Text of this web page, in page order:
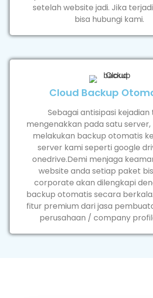
setelah website jadi. Jika
bisa hubungi kami.
Cloud Backup
Sebagai antisipasi kejadian
mengenakkan pada satu server,
melakukan backup otomatis
server kami seperti google
onedrive.Demi menjaga
website anda setiap paket
corporate akan dilengkapi
backup otomatis secara
fitur premium dari jasa
perusahaan / company